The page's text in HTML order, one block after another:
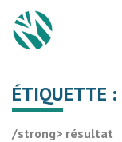
ÉTIQUETTE :
/strong> résultat